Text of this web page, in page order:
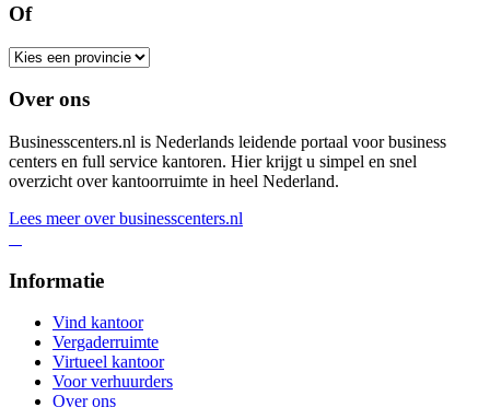
Of
Over ons
Businesscenters.nl is Nederlands leidende portaal voor business
centers en full service kantoren. Hier krijgt u simpel en snel
overzicht over kantoorruimte in heel Nederland.
Lees meer over businesscenters.nl
Informatie
Vind kantoor
Vergaderruimte
Virtueel kantoor
Voor verhuurders
Over ons